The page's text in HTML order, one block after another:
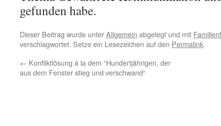
gefunden habe.
Dieser Beitrag wurde unterAllgemein abgelegt und mit
verschlagwortet. Setze ein Lesezeichen auf den Permalink.
← Konfliktlösung á la dem “Hundertjährigen, der
aus dem Fenster stieg und verschwand“